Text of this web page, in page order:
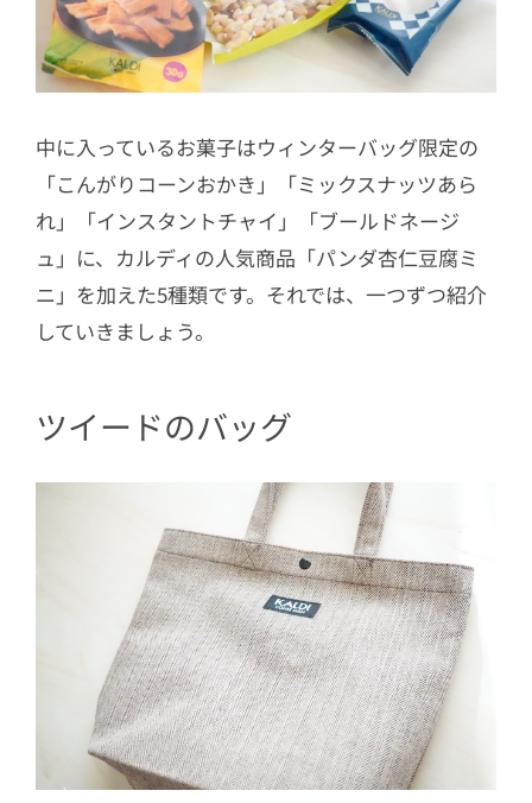
中に入っているお菓子はウィンターバッグ限定の
「こんがりコーンおかき」「ミックスナッツあら
れ」「インスタントチャイ」「ブールドネージ
ュ」に、カルディの人気商品「パンダ杏仁豆腐ミ
ニ」を加えた5種類です。それでは、一つずつ紹介
していきましょう。
ツイードのバッグ